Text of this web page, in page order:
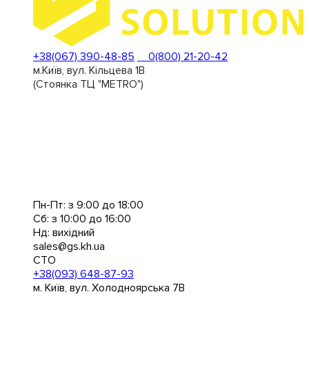
+38(067) 390-48-85
0(800) 21-20-42
м.Київ, вул. Кільцева 1В
(Стоянка ТЦ "METRO")
Пн-Пт: з 9:00 до 18:00
Сб: з 10:00 до 16:00
Нд: вихідний
sales@gs.kh.ua
СТО
+38(093) 648-87-93
м. Київ, вул. Холодноярська 7В